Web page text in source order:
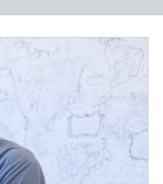
りが中心となります
ことができます。
、社員が頑張った分だ
は100％支給。サー
より決定します。
ありません。
ではありません）